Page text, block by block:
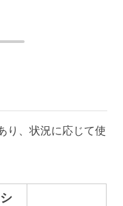
り、状況に応じて使
シ